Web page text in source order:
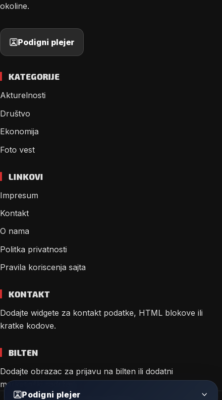
okoline.
Podigni plejer
KATEGORIJE
Akturelnosti
Društvo
Ekonomija
Foto vest
LINKOVI
Impresum
Kontakt
O nama
Politka privatnosti
Pravila koriscenja sajta
KONTAKT
Dodajte widgete za kontakt podatke, HTML blokove ili
kratke kodove.
BILTEN
Dodajte obrazac za prijavu na bilten ili dodatni
marketinški sadržaj.
Podigni plejer